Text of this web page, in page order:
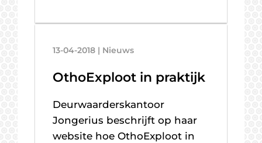
13-04-2018 | Nieuws
OthoExploot in praktijk
Deurwaarderskantoor
Jongerius beschrijft op haar
website hoe OthoExploot in